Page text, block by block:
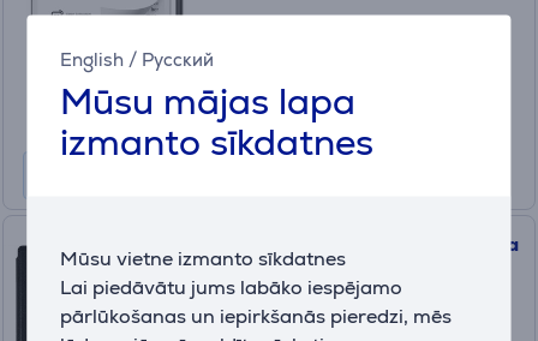
English / Русский
Mūsu mājas lapa
izmanto sīkdatnes
Mūsu vietne izmanto sīkdatnes
Lai piedāvātu jums labāko iespējamo
pārlūkošanas un iepirkšanās pieredzi, mēs
10 mēneši 31 €
PocketBook Shell Cover 7'', Era
series, melna - Apvalks E-
grāmatai
HN-SL-PU-700-BK-WW